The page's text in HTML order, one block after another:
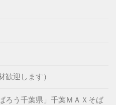
歓迎します）
う千葉県」千葉ＭＡＸそば